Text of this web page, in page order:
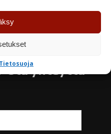
Tietosuoja
ota yhteyttä